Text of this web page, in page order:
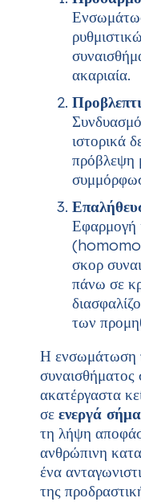
ακαριαία.
ιστορικά
πρόβλεψη
Εφαρμογή
σκορ
πάνω σε
των
Η ενσωμάτωση
συναισθήματος
ακατέργαστα
σε ενεργά
τη λήψη
ανθρώπινη
ένα
της